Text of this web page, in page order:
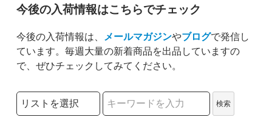
今後の入荷情報はこちらでチェック
今後の入荷情報は、 メールマガジンやブログで発信し
ています。毎週大量の新着商品を出品していますの
で、ぜひチェックしてみてください。
検索リストの選択
検索